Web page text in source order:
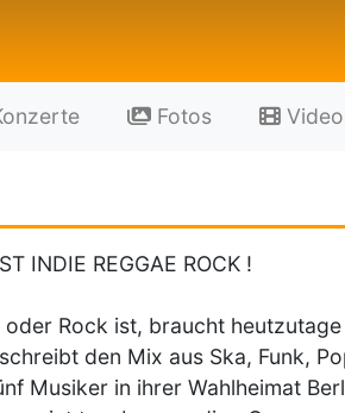
Fotos
INDIE REGGAE ROCK !
oder Rock ist, braucht
den Mix aus Ska, Funk,
Musiker in ihrer Wahlheimat